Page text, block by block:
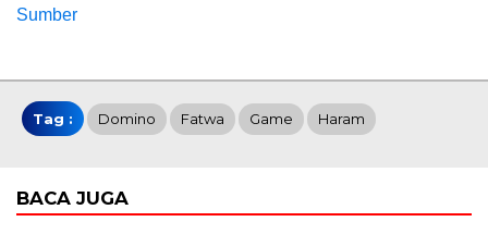
Sumber
Tag : Domino Fatwa Game Haram
BACA JUGA